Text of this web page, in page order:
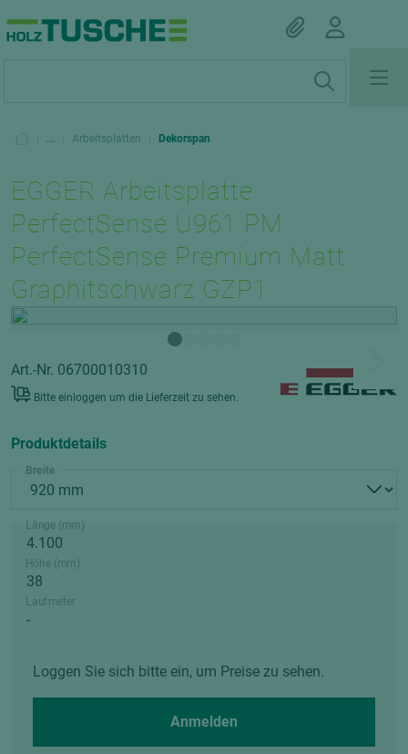
... Arbeitsplatten Dekorspan
EGGER Arbeitsplatte
PerfectSense U961 PM
PerfectSense Premium Matt
Graphitschwarz GZP1
Art.-Nr. 06700010310
Bitte einloggen um die Lieferzeit zu sehen.
Produktdetails
Breite
Länge (mm)
Höhe (mm)
Laufmeter
Loggen Sie sich bitte ein, um Preise zu sehen.
Anmelden